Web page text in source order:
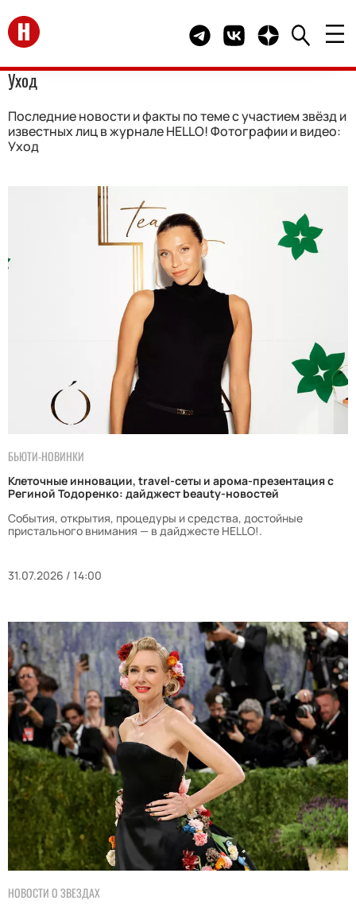
Перейти на главную Telegram канал HELLO
Группа HELLO
Канал HELLO в
Уход
Последние новости и факты по теме с участием звёзд и
известных лиц в журнале HELLO! Фотографии и видео:
Уход
БЬЮТИ-НОВИНКИ
Клеточные инновации, travel-сеты и арома-презентация с
Региной Тодоренко: дайджест beauty-новостей
События, открытия, процедуры и средства, достойные
пристального внимания — в дайджесте HELLO!.
31.07.2026 / 14:00
НОВОСТИ О ЗВЕЗДАХ